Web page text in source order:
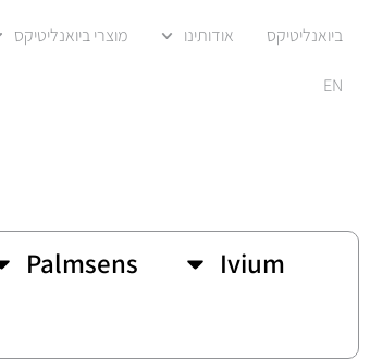
ביואנליטיקס אודותינו מוצרי ביואנליטיקס
EN
Ivium
Palmsens